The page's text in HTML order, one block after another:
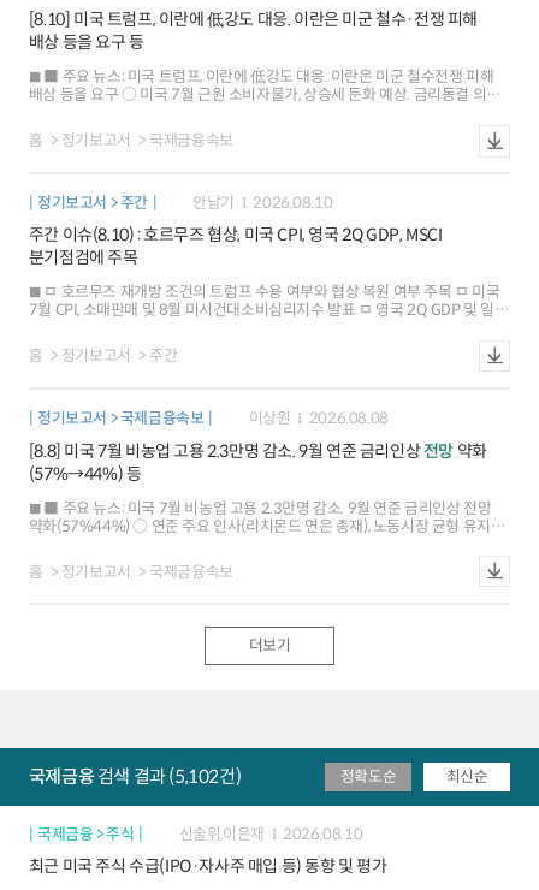
[8.10] 미국 트럼프, 이란에 低강도 대응. 이란은 미군 철수·전쟁 피해
배상 등을 요구 등
■ 주요 뉴스: 미국 트럼프, 이란에 低강도 대응. 이란은 미군 철수전쟁 피해
배상 등을 요구 ○ 미국 7월 근원 소비자물가, 상승세 둔화 예상. 금리동결 의견
세수 확대 강화 ■ 해외시각: 최근 미국 베센트 재무장관의 행보, 국채수익률
상승 제어 의지를 시사 ○ 미국 금융권, 통화정책 불확실성 불구 위험자산으로
[-0.4%], 금리 하락[-9bp] ○ 주가: 미국 SP500지수는 유가 하락, 반도체
상승 ○ 환율: 달러화지수는 안전자산 선호 약화, 7월 고용 부진 등으로 하락
유로화는 0.3% 상승, 엔화 가치는 0.2% 하락 ○ 금리: 미국 10년물 국채금리는
영향 등으로 7bp 하락 ※ 원/달러 환율(주간) 2.35% 하락(1409.5원), 한국
CDS 약보합
홈 정기보고서 국제금융속보
정기보고서 > 주간 안남기 2026.08.10
주간 이슈(8.10) : 호르무즈 협상, 미국 CPI, 영국 2Q GDP, MSCI
분기점검에 주목
ㅁ 호르무즈 재개방 조건의 트럼프 수용 여부와 협상 복원 여부 주목 ㅁ 미국
7월 CPI, 소매판매 및 8월 미시건대소비심리지수 발표 ㅁ 영국 2Q GDP 및 일본
금리인상 여부 관심 ㅁ MSCI 분기 점검 결과 발표. 인도네시아 대통령
국정연설도 주목
홈 정기보고서 주간
정기보고서 > 국제금융속보 이상원 2026.08.08
[8.8] 미국 7월 비농업 고용 2.3만명 감소. 9월 연준 금리인상전망 약화
(57%→44%) 등
■ 주요 뉴스: 미국 7월 비농업 고용 2.3만명 감소. 9월 연준 금리인상 전망
약화(57%44%) ○ 연준 주요 인사(리치몬드 연은 총재), 노동시장 균형 유지
초반 유지 ○ 유로존 6월 산업생산(+0.2%), 예상치(+0.1%) 상회했으나 저성장
우려 지속 ○ 중국ㆍ대만 7월 수출, 반도체 수출 호조 등으로 20~30%대
이어지면서 사상 최고(+0.3%) ○ 환율: 달러화지수는 고용지표 부진 등으로
홈 정기보고서 국제금융속보
더보기
국제금융검색 결과 (5,102건) 정확도순 최신순
국제금융 > 주식 신술위,이은재 2026.08.10
최근 미국 주식 수급(IPO·자사주 매입 등) 동향 및 평가